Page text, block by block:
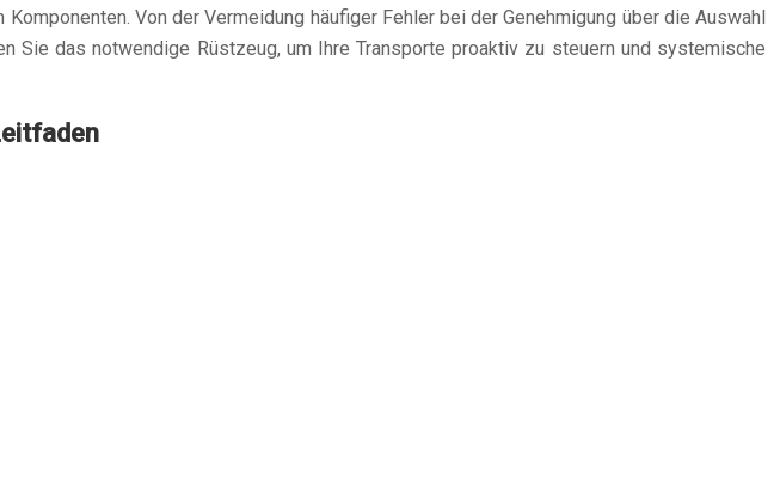
Von der Vermeidung häufiger Fehler bei der Genehmigung über die Auswahl
Sie das notwendige Rüstzeug, um Ihre Transporte proaktiv zu steuern und systemische